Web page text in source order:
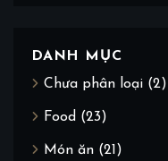
DANH MỤC
Chưa phân loại (2)
Food (23)
Món ăn (21)